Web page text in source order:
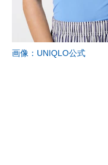
ITエンジニア向け専門
画像：UNIQLO公式